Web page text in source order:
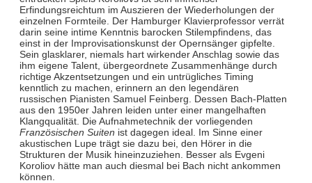
Erfindungsreichtum im Auszieren der Wiederholungen der
einzelnen Formteile. Der Hamburger Klavierprofessor verrät
darin seine intime Kenntnis barocken Stilempfindens, das
einst in der Improvisationskunst der Opernsänger gipfelte.
Sein glasklarer, niemals hart wirkender Anschlag sowie das
ihm eigene Talent, übergeordnete Zusammenhänge durch
richtige Akzentsetzungen und ein untrügliches Timing
kenntlich zu machen, erinnern an den legendären
russischen Pianisten Samuel Feinberg. Dessen Bach-Platten
aus den 1950er Jahren leiden unter einer mangelhaften
Klangqualität. Die Aufnahmetechnik der vorliegenden
Französischen Suiten ist dagegen ideal. Im Sinne einer
akustischen Lupe trägt sie dazu bei, den Hörer in die
Strukturen der Musik hineinzuziehen. Besser als Evgeni
Koroliov hätte man auch diesmal bei Bach nicht ankommen
können.